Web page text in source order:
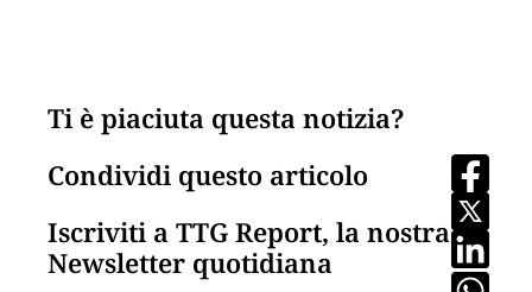
Ti è piaciuta questa notizia?
Condividi questo articolo
Iscriviti a TTG Report, la nostra
Newsletter quotidiana